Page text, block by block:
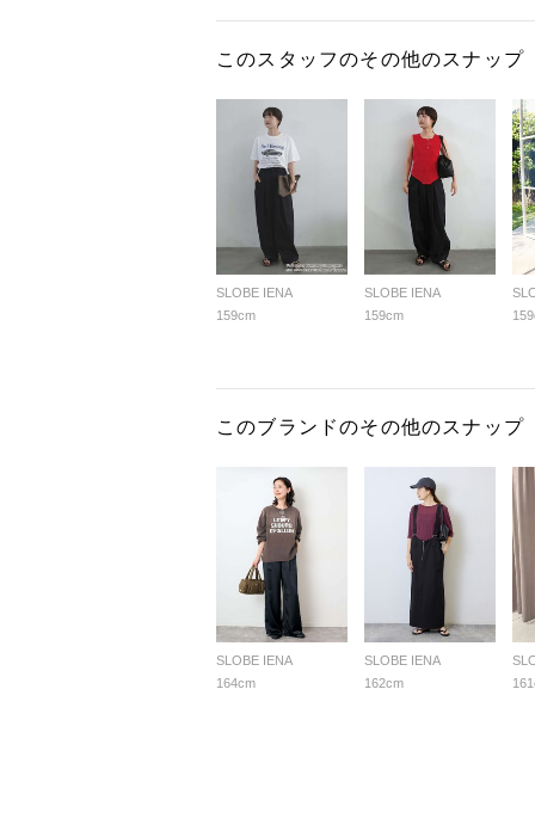
このスタッフのその他のスナップ
SLOBE IENA
159cm
SLOBE IENA
159cm
このブランドのその他のスナップ
SLOBE IENA
164cm
SLOBE IENA
162cm